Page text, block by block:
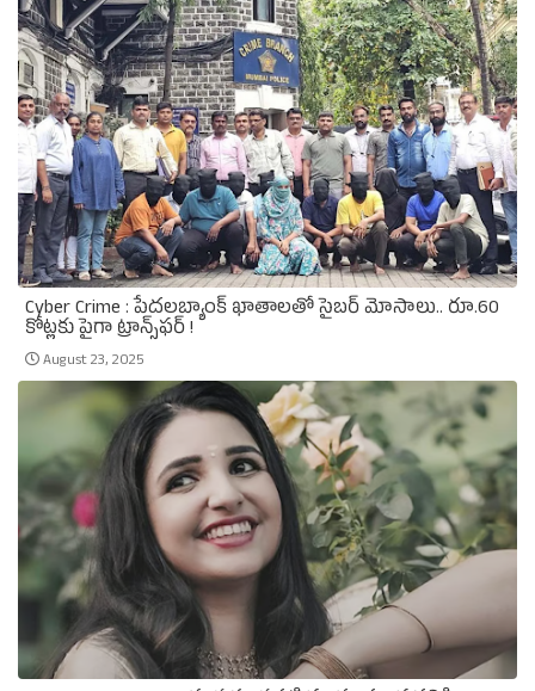
Cyber Crime : పేదలబ్యాంక్‌ ఖాతాలతో సైబర్‌ మోసాలు.. రూ.60
కోట్లకు పైగా ట్రాన్స్‌ఫర్‌ !
August 23, 2025